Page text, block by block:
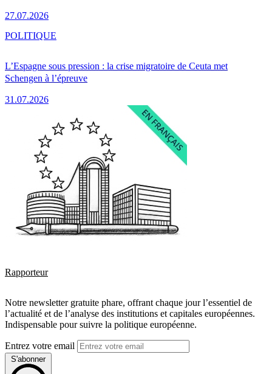
27.07.2026
L’Espagne sous pression : la crise migratoire de Ceuta met
Schengen à l’épreuve
31.07.2026
POLITIQUE
Rapporteur
Notre newsletter gratuite phare, offrant chaque jour l’essentiel de
l’actualité et de l’analyse des institutions et capitales européennes.
Indispensable pour suivre la politique européenne.
Entrez votre email
S'abonner